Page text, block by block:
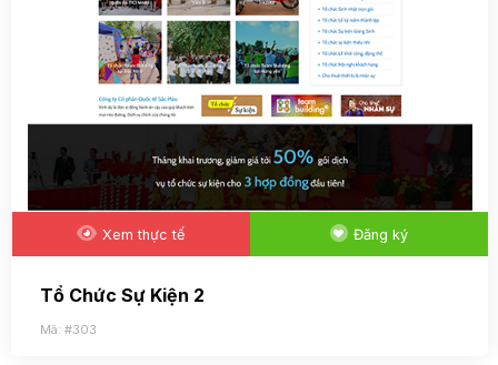
Xem thực tế Đăng ký
Tổ Chức Sự Kiện 2
Mã: #303